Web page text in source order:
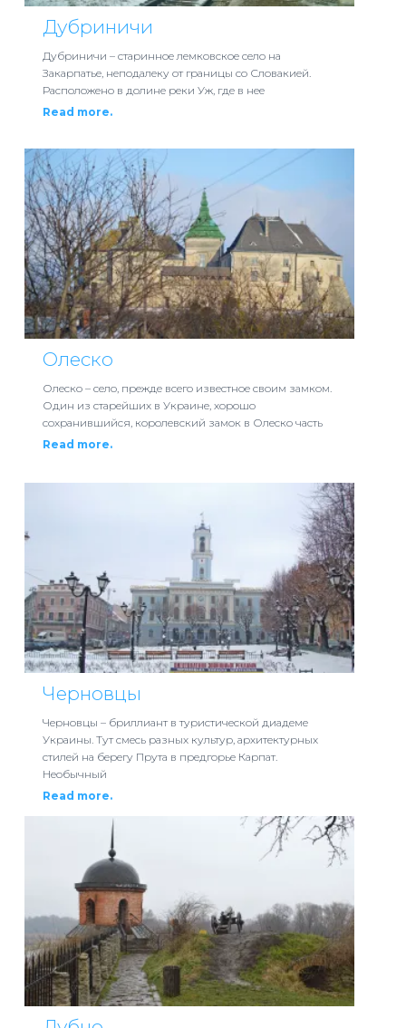
Дубриничи
Дубриничи – старинное лемковское село на
Закарпатье, неподалеку от границы со Словакией.
Расположено в долине реки Уж, где в нее
Read more.
Олеско
Олеско – село, прежде всего известное своим замком.
Один из старейших в Украине, хорошо
сохранившийся, королевский замок в Олеско часть
Read more.
Черновцы
Черновцы – бриллиант в туристической диадеме
Украины. Тут смесь разных культур, архитектурных
стилей на берегу Прута в предгорье Карпат.
Необычный
Read more.